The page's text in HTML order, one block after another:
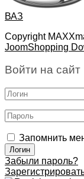
ВАЗ
Copyright
JoomShopping
Войти на сайт
Запомнить
Забыли пароль?